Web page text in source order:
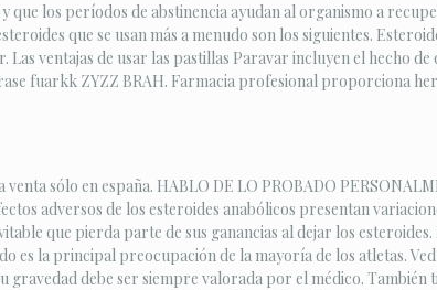
los períodos de abstinencia ayudan al organismo a
que se usan más a menudo son los siguientes.
ventajas de usar las pastillas Paravar incluyen el hecho
fuarkk ZYZZ BRAH. Farmacia profesional proporciona
sólo en españa. HABLO DE LO PROBADO
adversos de los esteroides anabólicos presentan
que pierda parte de sus ganancias al dejar los
es la principal preocupación de la mayoría de los atletas.
debe ser siempre valorada por el médico. También